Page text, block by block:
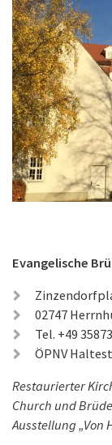
Evangelische
02747
Tel. +49
ÖPNV
Restaurierter
Church und
Ausstellung „Von